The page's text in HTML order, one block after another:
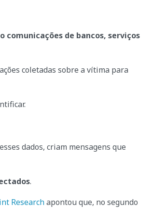
comunicações de bancos, serviços
coletadas sobre a vítima para
dados, criam mensagens que
.
Researchapontou que, no segundo